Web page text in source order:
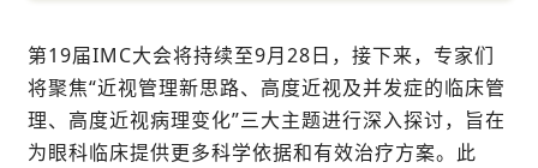
第19届IMC大会将持续至9月28日，接下来，专家们
将聚焦“近视管理新思路、高度近视及并发症的临床管
理、高度近视病理变化”三大主题进行深入探讨，旨在
为眼科临床提供更多科学依据和有效治疗方案。此